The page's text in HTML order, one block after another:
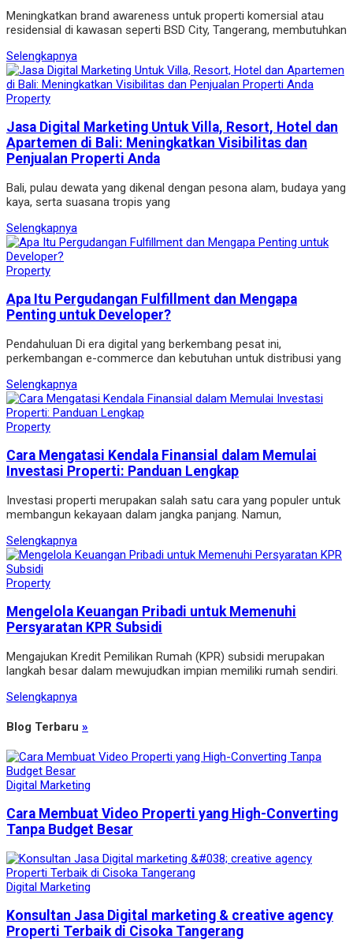
Meningkatkan brand awareness untuk properti komersial atau
residensial di kawasan seperti BSD City, Tangerang, membutuhkan
Selengkapnya
Property
Jasa Digital Marketing Untuk Villa, Resort, Hotel dan
Apartemen di Bali: Meningkatkan Visibilitas dan
Penjualan Properti Anda
Bali, pulau dewata yang dikenal dengan pesona alam, budaya yang
kaya, serta suasana tropis yang
Selengkapnya
Property
Apa Itu Pergudangan Fulfillment dan Mengapa
Penting untuk Developer?
Pendahuluan Di era digital yang berkembang pesat ini,
perkembangan e-commerce dan kebutuhan untuk distribusi yang
Selengkapnya
Property
Cara Mengatasi Kendala Finansial dalam Memulai
Investasi Properti: Panduan Lengkap
Investasi properti merupakan salah satu cara yang populer untuk
membangun kekayaan dalam jangka panjang. Namun,
Selengkapnya
Property
Mengelola Keuangan Pribadi untuk Memenuhi
Persyaratan KPR Subsidi
Mengajukan Kredit Pemilikan Rumah (KPR) subsidi merupakan
langkah besar dalam mewujudkan impian memiliki rumah sendiri.
Selengkapnya
Blog Terbaru »
Digital Marketing
Cara Membuat Video Properti yang High-Converting
Tanpa Budget Besar
Digital Marketing
Konsultan Jasa Digital marketing & creative agency
Properti Terbaik di Cisoka Tangerang